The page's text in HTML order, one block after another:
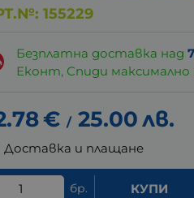
155229
Безплатна доставка над
Еконт, Спиди максимално
€ / 25.00лв.
Доставка и плащане
бр. КУПИ